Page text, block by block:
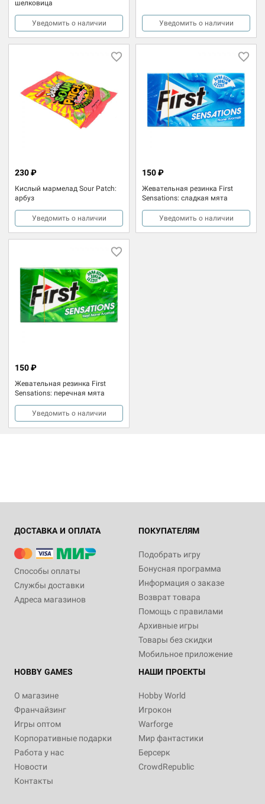
шелковица
Уведомить о наличии Уведомить о наличии
Кислый мармелад Sour Patch:
арбуз
230 ₽
Уведомить о наличии
Жевательная резинка First
Sensations: сладкая мята
150 ₽
Уведомить о наличии
Жевательная резинка First
Sensations: перечная мята
150 ₽
Уведомить о наличии
ДОСТАВКА И ОПЛАТА
Способы оплаты
Службы доставки
Адреса магазинов
ПОКУПАТЕЛЯМ
Подобрать игру
Бонусная программа
Информация о заказе
Возврат товара
Помощь с правилами
Архивные игры
Товары без скидки
Мобильное приложение
HOBBY GAMES
О магазине
Франчайзинг
Игры оптом
Корпоративные подарки
Работа у нас
Новости
Контакты
НАШИ ПРОЕКТЫ
Hobby World
Игрокон
Warforge
Мир фантастики
Берсерк
CrowdRepublic